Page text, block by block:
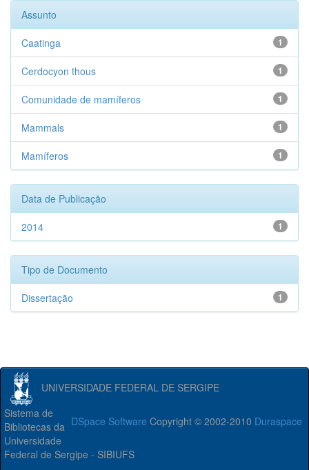
Assunto
1
Caatinga
1
Cerdocyon thous
1
Comunidade de mamíferos
1
Mammals
1
Mamíferos
Data de Publicação
1
2014
Tipo de Documento
1
Dissertação
UNIVERSIDADE FEDERAL DE SERGIPE
DSpace Software Copyright © 2002-2010 Duraspace
Sistema de
Bibliotecas da
Universidade
Federal de Sergipe - SIBIUFS